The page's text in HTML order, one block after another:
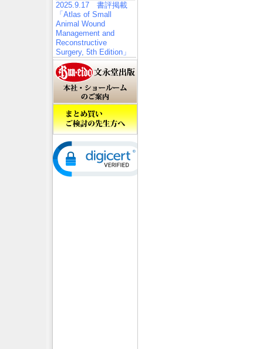
2025.9.17 書評掲載
「Atlas of Small
Animal Wound
Management and
Reconstructive
Surgery, 5th Edition」